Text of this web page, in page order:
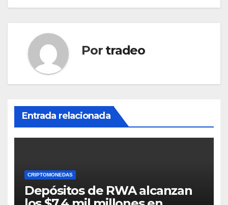
Por tradeo
Entrada relacionada
CRIPTOMONEDAS
Depósitos de RWA alcanzan